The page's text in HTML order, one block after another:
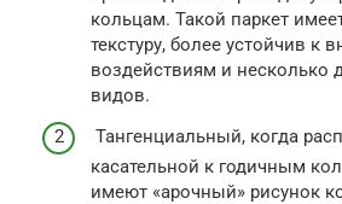
кольцам. Такой паркет
текстуру, более устойчив к
воздействиям и несколько
видов.
Тангенциальный, когда
касательной к годичным
имеют «арочный» рисунок